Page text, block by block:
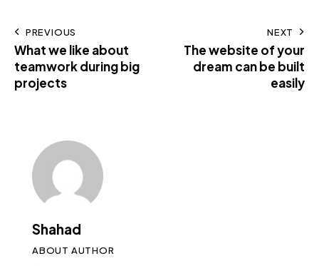
PREVIOUS
What we like about
teamwork during big
projects
NEXT
The website of your
dream can be built
easily
Shahad
ABOUT AUTHOR